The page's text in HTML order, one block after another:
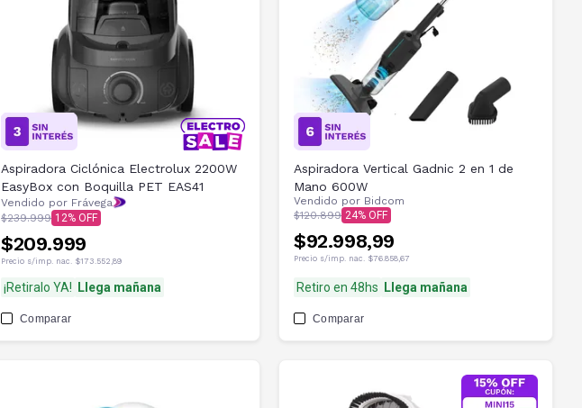
Aspiradora Ciclónica Electrolux 2200W
EasyBox con Boquilla PET EAS41
Vendido por Frávega
$239.999 12
$209.999
Precio s/imp. nac. $173.552,89
¡Retiralo YA! Llega mañana
Comparar
Aspiradora Vertical Gadnic 2 en 1 de
Mano 600W
Vendido por Bidcom
$120.899 24
$92.998,99
Precio s/imp. nac. $76.858,67
Retiro en 48hs Llega mañana
Comparar